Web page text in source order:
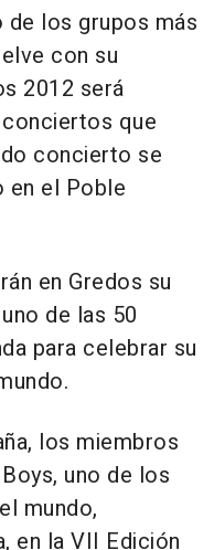
de los grupos más
con su
2012 será
que
concierto se
en el Poble
en Gredos su
de las 50
para celebrar su
los miembros
uno de los
mundo,
en la VII Edición